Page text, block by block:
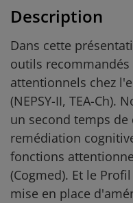
Description
Dans cette
outils
attentionnels chez
(NEPSY-II, TEA-Ch).
un second temps
remédiation
fonctions
(Cogmed). Et le
mise en place